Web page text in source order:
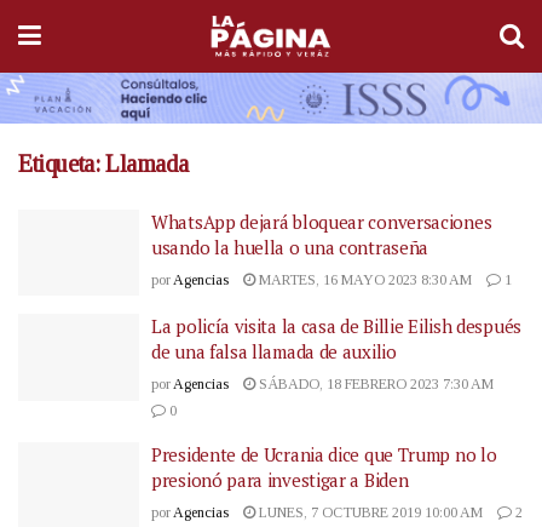
Etiqueta:Llamada
WhatsApp dejará bloquear conversaciones
usando la huella o una contraseña
por Agencias MARTES, 16 MAYO 2023 8:30 AM 1
La policía visita la casa de Billie Eilish después
de una falsa llamada de auxilio
porAgencias
SÁBADO, 18 FEBRERO 2023 7:30 AM
0
Presidente de Ucrania dice que Trump no lo
presionó para investigar a Biden
porAgencias LUNES, 7 OCTUBRE 2019 10:00 AM 2